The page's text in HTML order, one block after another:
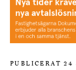
PUBLICERAT 24